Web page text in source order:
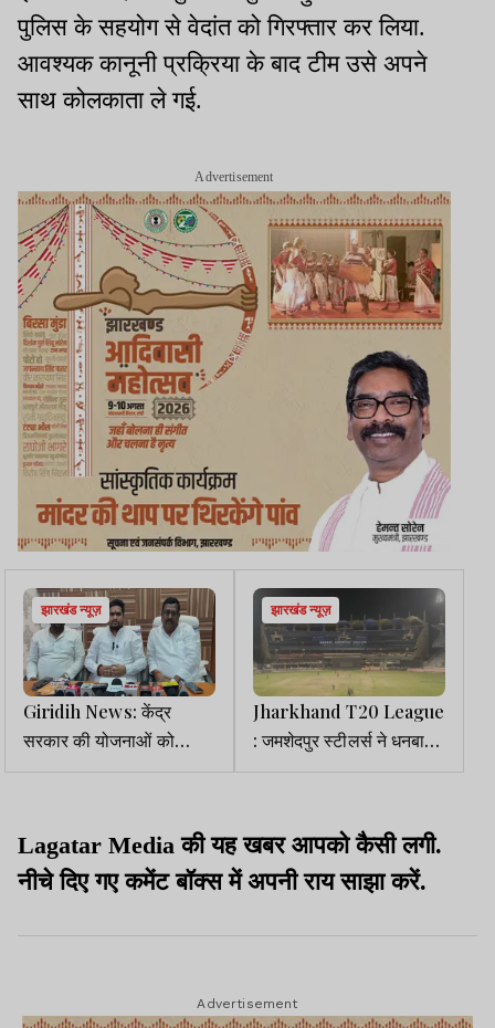
पुलिस के सहयोग से वेदांत को गिरफ्तार कर लिया.
आवश्यक कानूनी प्रक्रिया के बाद टीम उसे अपने
साथ कोलकाता ले गई.
Advertisement
झारखंड न्यूज़
Giridih News: केंद्र
सरकार की योजनाओं को
बताया स्वर्णिम अध्याय, राज्य-
झारखंड न्यूज़
Jharkhand T20 League
: जमशेदपुर स्टीलर्स ने धनबाद
डायमंड्स को 31 रनों से हराया
Lagatar Media की यह खबर आपको कैसी लगी.
नीचे दिए गए कमेंट बॉक्स में अपनी राय साझा करें.
Advertisement